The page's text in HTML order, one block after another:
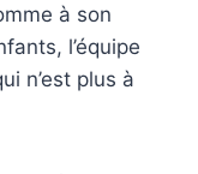
à son
l’équipe
n’est plus à